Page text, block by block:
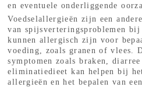
en eventuele onderliggende
Voedselallergieën zijn een
van spijsverteringsproblemen bij
kunnen allergisch zijn voor
voeding, zoals granen of vlees.
symptomen zoals braken,
eliminatiedieet kan helpen bij
allergieën en het bepalen van